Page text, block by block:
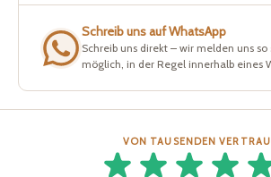
Schreib uns auf WhatsApp
Schreib uns direkt – wir melden uns
möglich, in der Regel innerhalb eines
VON TAUSENDEN